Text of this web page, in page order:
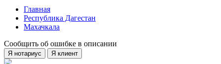
Главная
Республика Дагестан
Махачкала
Сообщить об ошибке в описании
Я нотариус Я клиент